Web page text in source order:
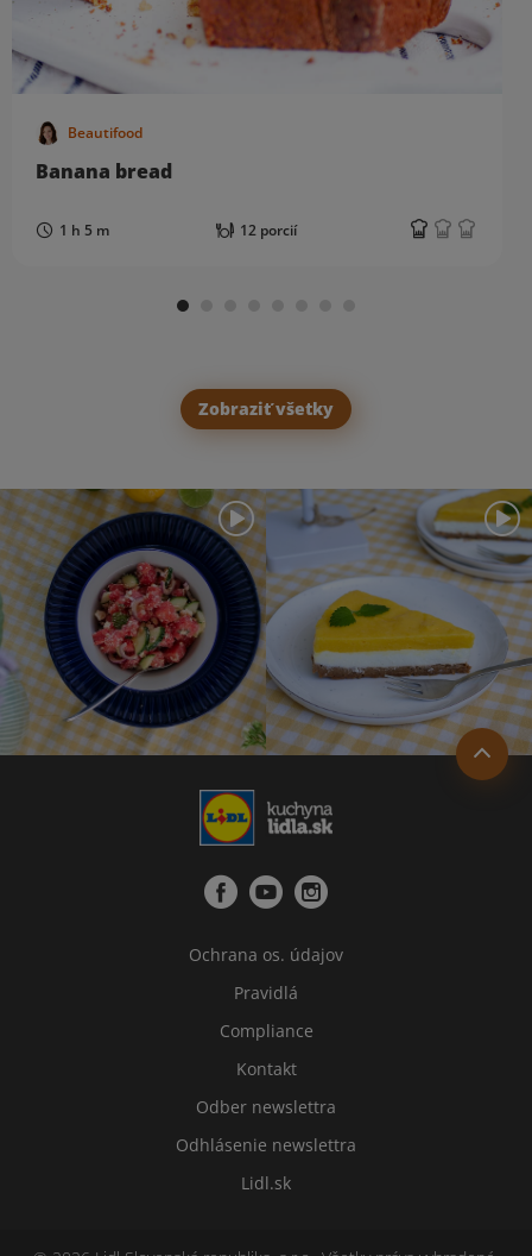
Beautifood
Banana bread
1 h 5 m 12 porcií
Zobraziť všetky
Ochrana os. údajov
Pravidlá
Compliance
Kontakt
Odber newslettra
Odhlásenie newslettra
Lidl.sk